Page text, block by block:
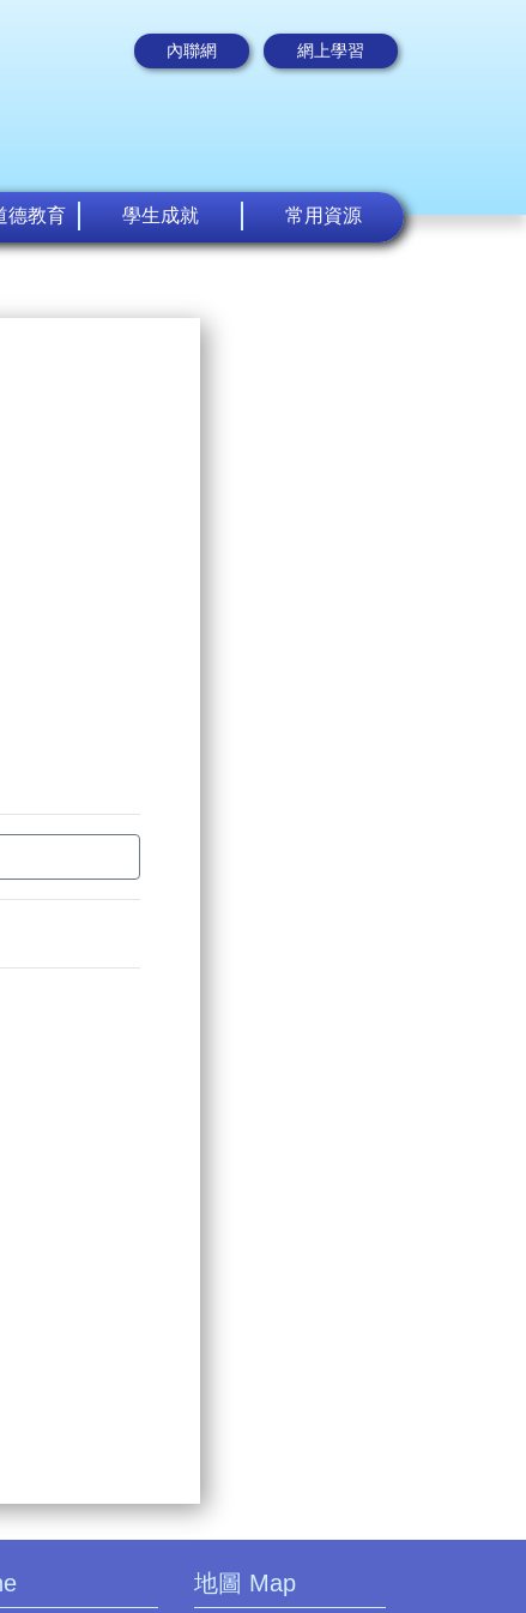
內聯網 網上學習
德教育 學生成就 常用資源
地圖 Map